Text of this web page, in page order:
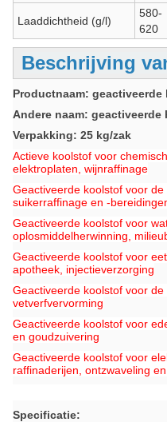
Laaddichtheid (g/l)
580-
620
Beschrijving
Productnaam:
Andere naam: geactiveerde
Verpakking: 25 kg/zak
Actieve koolstof voor
elektroplaten, wijnraffinage
Geactiveerde koolstof voor
suikerraffinage en -
Geactiveerde koolstof voor
oplosmiddelherwinning,
Geactiveerde koolstof voor
apotheek, injectieverzorging
Geactiveerde koolstof voor
vetverfvervorming
Geactiveerde koolstof voor
en goudzuivering
Geactiveerde koolstof voor
raffinaderijen, ontzwaveling
Specificatie: